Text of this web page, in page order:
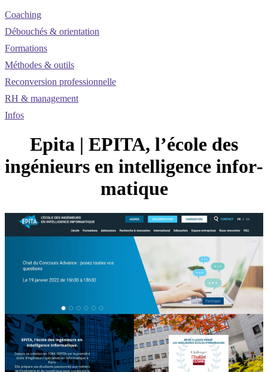
Coaching
Débouchés & orientation
Formations
Méthodes & outils
Reconversion professionnelle
RH & management
Infos
Epita | EPITA, l’école des
ingénieurs en in­telli­gen­ce infor­
mati­que